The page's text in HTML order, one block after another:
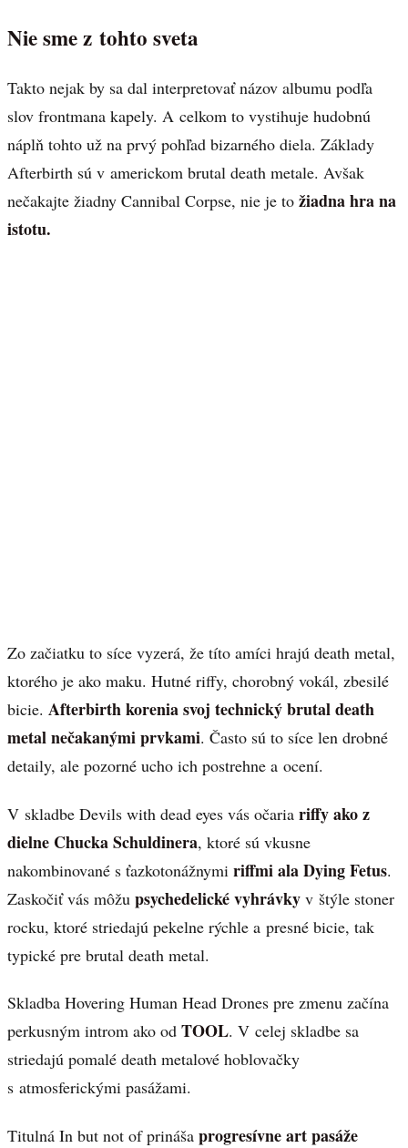
Nie sme z tohto sveta
Takto nejak by sa dal interpretovať názov albumu podľa
slov frontmana kapely. A celkom to vystihuje hudobnú
náplň tohto už na prvý pohľad bizarného diela. Základy
Afterbirth sú v americkom brutal death metale. Avšak
nečakajte žiadny Cannibal Corpse, nie je to žiadna hra na
istotu.
Zo začiatku to síce vyzerá, že títo amíci hrajú death metal,
ktorého je ako maku. Hutné riffy, chorobný vokál, zbesilé
bicie. Afterbirth korenia svoj technický brutal death
metal nečakanými prvkami. Často sú to síce len drobné
detaily, ale pozorné ucho ich postrehne a ocení.
V skladbe Devils with dead eyes vás očaria riffy ako z
dielne Chucka Schuldinera, ktoré sú vkusne
nakombinované s ťazkotonážnymi riffmi ala Dying Fetus.
Zaskočiť vás môžu psychedelické vyhrávky v štýle stoner
rocku, ktoré striedajú pekelne rýchle a presné bicie, tak
typické pre brutal death metal.
Skladba Hovering Human Head Drones pre zmenu začína
perkusným introm ako od TOOL. V celej skladbe sa
striedajú pomalé death metalové hoblovačky
s atmosferickými pasážami.
Titulná In but not of prináša progresívne art pasáže